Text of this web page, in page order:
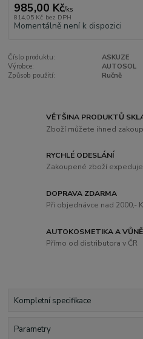
985,00 Kč/ks
814,05 Kč bez DPH
Momentálně není k dispozici
Číslo produktu:
ASKUZE
Výrobce:
AUTOSOL
Způsob použití:
Ručně
VĚTŠINA PRODUKTŮ
Zboží můžete ihned
RYCHLÉ ODESLÁNÍ
Zakoupené zboží
DOPRAVA ZDARMA
Při objednávce nad 2000,-
AUTOKOSMETIKA A VŮNĚ
Přímo od distributora v ČR
Kompletní specifikace
Parametry